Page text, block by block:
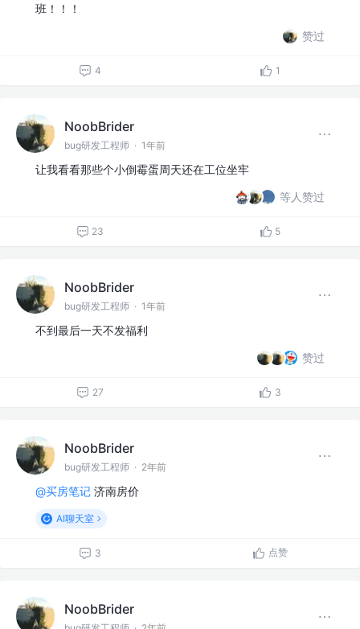
班！！！
赞过
4 1
NoobBrider
bug研发工程师 · 1年前
让我看看那些个小倒霉蛋周天还在工位坐牢
等人赞过
23 5
NoobBrider
bug研发工程师 · 1年前
不到最后一天不发福利
赞过
27 3
NoobBrider
bug研发工程师 · 2年前
@买房笔记 济南房价
AI聊天室
3 点赞
NoobBrider